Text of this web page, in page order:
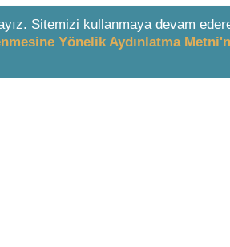
Sitemizi kullanmaya devam
Yönelik Aydınlatma